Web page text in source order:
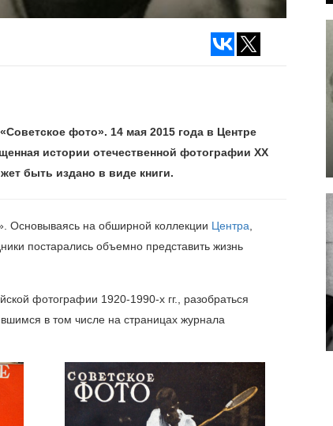
фото». 14 мая 2015 года в Центре
истории отечественной фотографии ХХ
быть издано в виде книги.
Основываясь на обширной коллекции Центра
постарались объемно представить жизнь
фотографии 1920-1990-х гг., разобраться
в том числе на страницах журнала